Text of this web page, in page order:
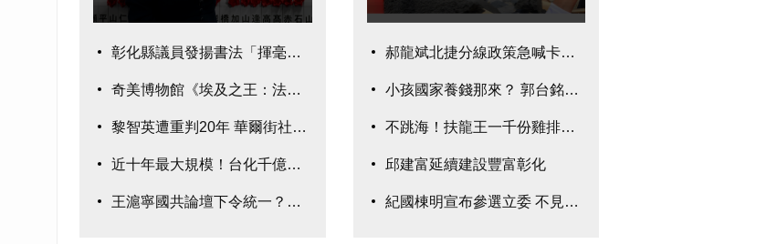
彰化縣議員發揚書法「揮毫開筆」 命理師示警：不能貼這字
奇美博物館《埃及之王：法老》280件真跡鉅獻
黎智英遭重判20年 華爾街社論:示警台灣
近十年最大規模！台化千億元聯貸案完成簽約
王滬寧國共論壇下令統一？國民黨：均屬臆測
郝龍斌北捷分線政策急喊卡 捷運族罵翻天
小孩國家養錢那來？ 郭台銘霸氣回：自籌財源不需政府預算
不跳海！扶龍王一千份雞排定輸贏 王世堅：賭韓辭市長選總統
邱建富延續建設豐富彰化
紀國棟明宣布參選立委 不見得僅影響顏寬恒？